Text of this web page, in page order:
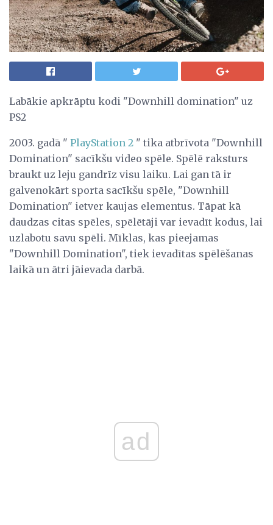
Labākie apkrāptu kodi "Downhill domination" uz
PS2
2003. gadā " PlayStation 2 " tika atbrīvota "Downhill
Domination" sacīkšu video spēle. Spēlē raksturs
braukt uz leju gandrīz visu laiku. Lai gan tā ir
galvenokārt sporta sacīkšu spēle, "Downhill
Domination" ietver kaujas elementus. Tāpat kā
daudzas citas spēles, spēlētāji var ievadīt kodus, lai
uzlabotu savu spēli. Mīklas, kas pieejamas
"Downhill Domination", tiek ievadītas spēlēšanas
laikā un ātri jāievada darbā.
ad